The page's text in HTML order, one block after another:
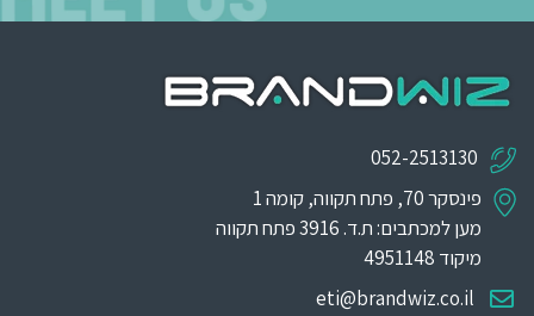
052-2513130
פינסקר 70, פתח תקווה, קומה 1
מען למכתבים: ת.ד. 3916 פתח תקווה
מיקוד 4951148
eti@brandwiz.co.il